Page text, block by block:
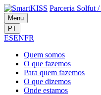
Parceria Solfut /
Menu
PT
ESENFR
Quem somos
O que fazemos
Para quem fazemos
O que dizemos
Onde estamos